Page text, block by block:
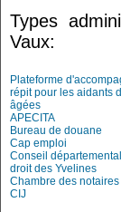
Types
Vaux:
Plateforme
répit pour les aidants
âgées
APECITA
Bureau de douane
Cap emploi
Conseil
droit des Yvelines
Chambre des notaires
CIJ